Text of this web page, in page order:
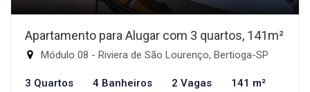
Apartamento para Alugar com 3 quartos, 141m²
Módulo 08 - Riviera de São Lourenço, Bertioga-SP
3 Quartos 4 Banheiros 2 Vagas 141 m²